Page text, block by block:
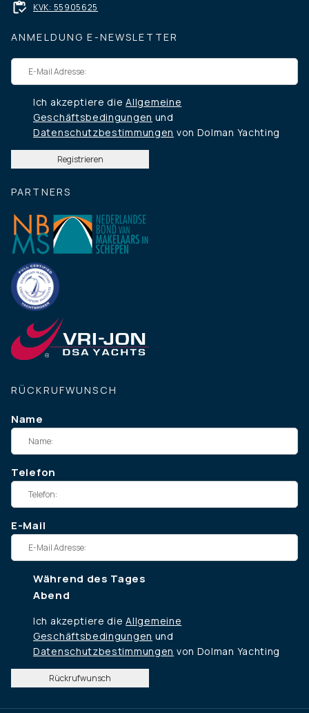
KVK: 55905625
ANMELDUNG E-NEWSLETTER
Ich akzeptiere dieAllgemeine
Geschäftsbedingungen und
Datenschutzbestimmungen von Dolman Yachting
RÜCKRUFWUNSCH
Name
Telefon
E-Mail
Während des Tages
Abend
Ich akzeptiere dieAllgemeine
Geschäftsbedingungen und
Datenschutzbestimmungen von Dolman Yachting
Rückrufwunsch
PARTNERS